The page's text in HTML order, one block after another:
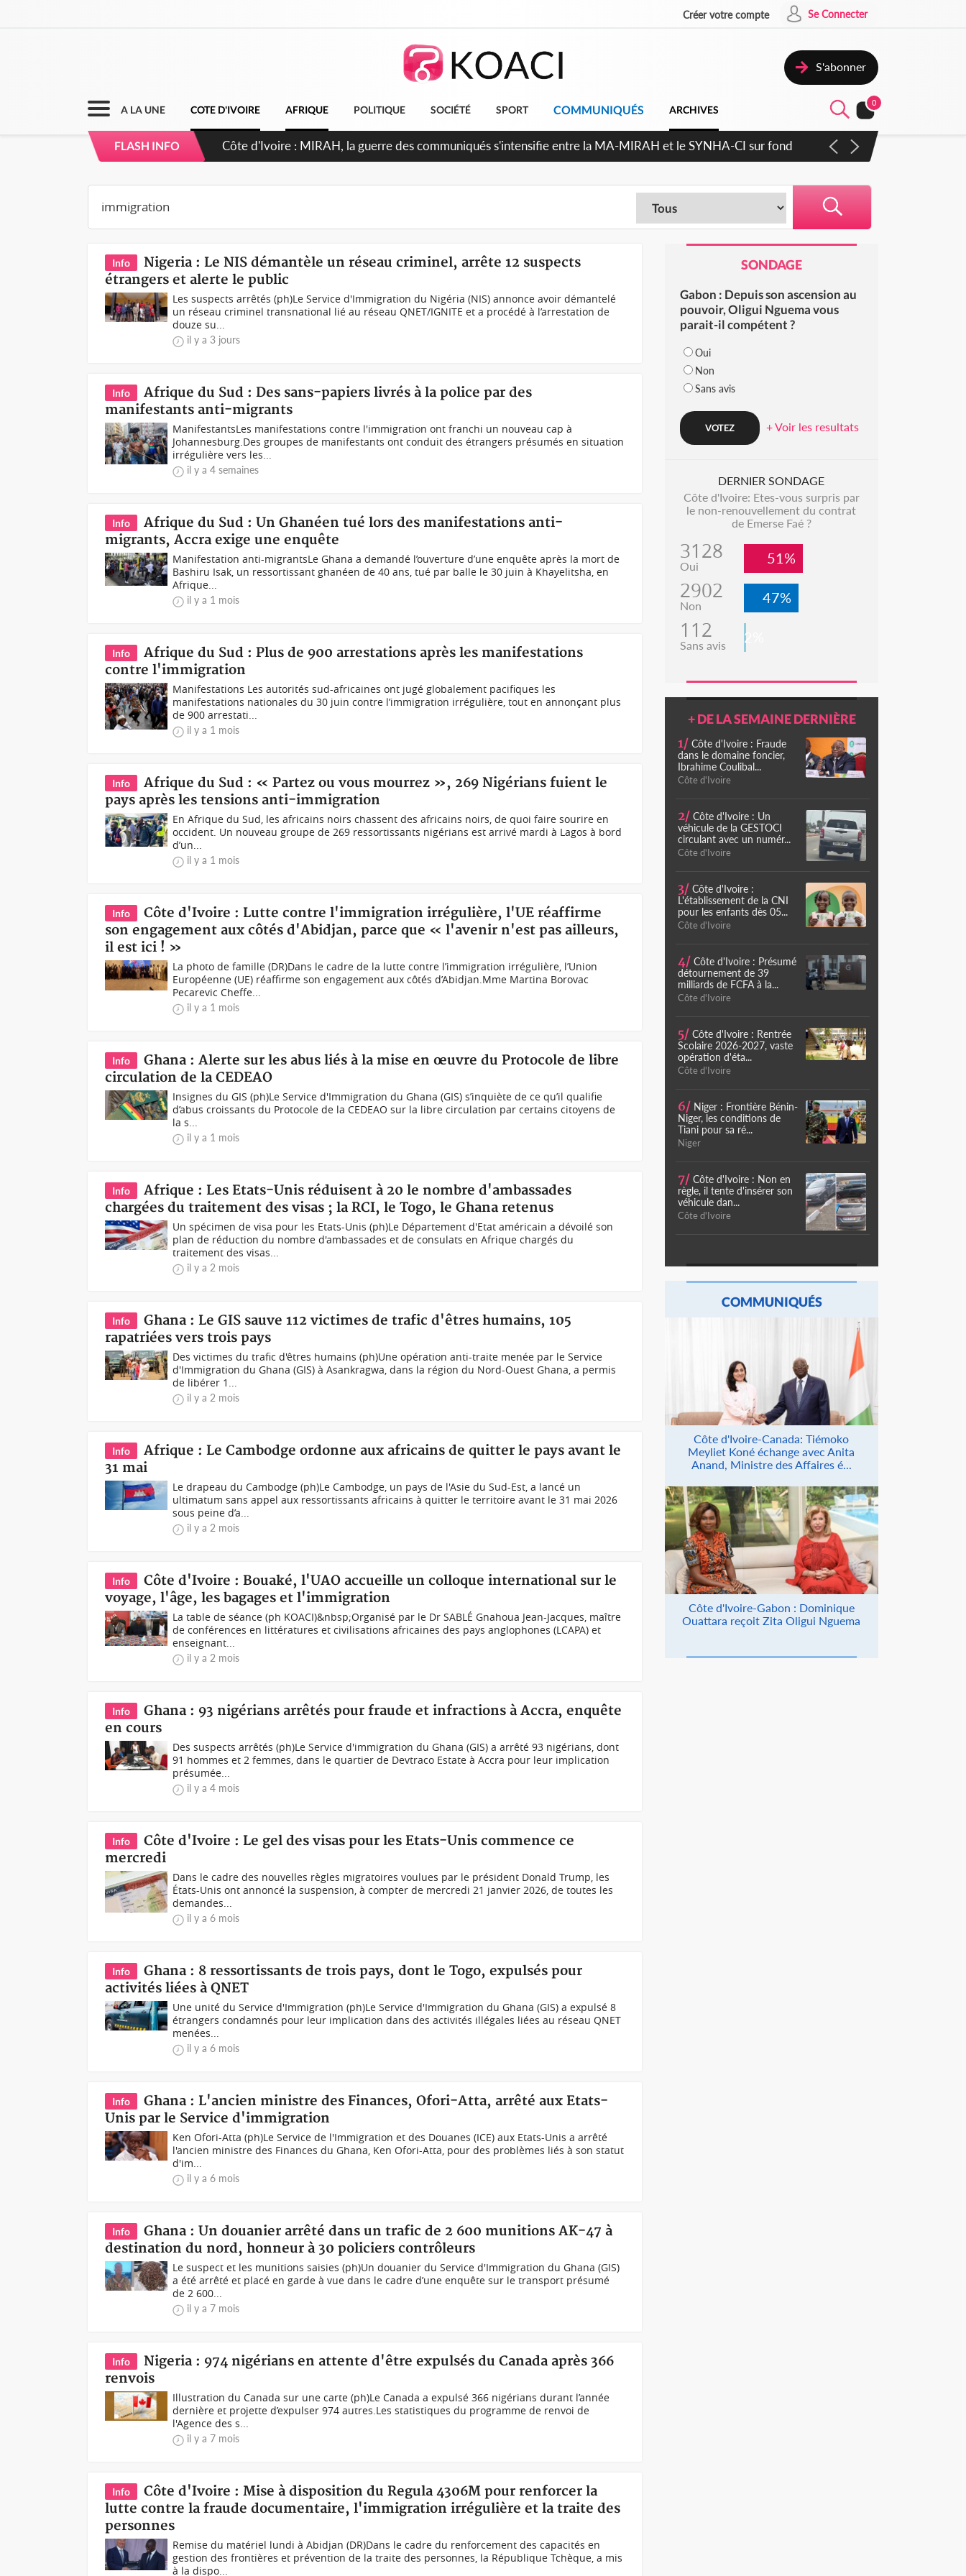
Créer votre compte Se Connecter
S'abonner
A LA UNE COTE D'IVOIRE AFRIQUE POLITIQUE SOCIÉTÉ SPORT COMMUNIQUÉS ARCHIVES
0
FLASH INFO
Côte d'Ivoire : MIRAH, la guerre des communiqués s'intensifie entre la MA-MIRAH et le SYNHA-CI sur fond
Info
Nigeria : Le NIS démantèle un réseau criminel, arrête 12 suspects
étrangers et alerte le public
Les suspects arrêtés (ph)Le Service d'Immigration du Nigéria (NIS) annonce avoir démantelé
un réseau criminel transnational lié au réseau QNET/IGNITE et a procédé à l’arrestation de
douze su...
il y a 3 jours
Info
Afrique du Sud : Des sans-papiers livrés à la police par des
manifestants anti-migrants
ManifestantsLes manifestations contre l'immigration ont franchi un nouveau cap à
Johannesburg.Des groupes de manifestants ont conduit des étrangers présumés en situation
irrégulière vers les...
il y a 4 semaines
Info
Afrique du Sud : Un Ghanéen tué lors des manifestations anti-
migrants, Accra exige une enquête
Manifestation anti-migrantsLe Ghana a demandé l’ouverture d’une enquête après la mort de
Bashiru Isak, un ressortissant ghanéen de 40 ans, tué par balle le 30 juin à Khayelitsha, en
Afrique...
il y a 1 mois
Info
Afrique du Sud : Plus de 900 arrestations après les manifestations
contre l'immigration
Manifestations Les autorités sud-africaines ont jugé globalement pacifiques les
manifestations nationales du 30 juin contre l’immigration irrégulière, tout en annonçant plus
de 900 arrestati...
il y a 1 mois
Info
Afrique du Sud : « Partez ou vous mourrez », 269 Nigérians fuient le
pays après les tensions anti-immigration
En Afrique du Sud, les africains noirs chassent des africains noirs, de quoi faire sourire en
occident. Un nouveau groupe de 269 ressortissants nigérians est arrivé mardi à Lagos à bord
d’un...
il y a 1 mois
Info
Côte d'Ivoire : Lutte contre l'immigration irrégulière, l'UE réaffirme
son engagement aux côtés d'Abidjan, parce que « l'avenir n'est pas ailleurs,
il est ici ! »
La photo de famille (DR)Dans le cadre de la lutte contre l’immigration irrégulière, l’Union
Européenne (UE) réaffirme son engagement aux côtés d’Abidjan.Mme Martina Borovac
Pecarevic Cheffe...
il y a 1 mois
Info
Ghana : Alerte sur les abus liés à la mise en œuvre du Protocole de libre
circulation de la CEDEAO
Insignes du GIS (ph)Le Service d'Immigration du Ghana (GIS) s’inquiète de ce qu’il qualifie
d’abus croissants du Protocole de la CEDEAO sur la libre circulation par certains citoyens de
la s...
il y a 1 mois
Info
Afrique : Les Etats-Unis réduisent à 20 le nombre d'ambassades
chargées du traitement des visas ; la RCI, le Togo, le Ghana retenus
Un spécimen de visa pour les Etats-Unis (ph)Le Département d'Etat américain a dévoilé son
plan de réduction du nombre d'ambassades et de consulats en Afrique chargés du
traitement des visas...
il y a 2 mois
Info
Ghana : Le GIS sauve 112 victimes de trafic d'êtres humains, 105
rapatriées vers trois pays
Des victimes du trafic d'êtres humains (ph)Une opération anti-traite menée par le Service
d'Immigration du Ghana (GIS) à Asankragwa, dans la région du Nord-Ouest Ghana, a permis
de libérer 1...
il y a 2 mois
Info
Afrique : Le Cambodge ordonne aux africains de quitter le pays avant le
31 mai
Le drapeau du Cambodge (ph)Le Cambodge, un pays de l'Asie du Sud-Est, a lancé un
ultimatum sans appel aux ressortissants africains à quitter le territoire avant le 31 mai 2026
sous peine d’a...
il y a 2 mois
Info
Côte d'Ivoire : Bouaké, l'UAO accueille un colloque international sur le
voyage, l'âge, les bagages et l'immigration
La table de séance (ph KOACI)&nbsp;Organisé par le Dr SABLÉ Gnahoua Jean-Jacques, maître
de conférences en littératures et civilisations africaines des pays anglophones (LCAPA) et
enseignant...
il y a 2 mois
Info
Ghana : 93 nigérians arrêtés pour fraude et infractions à Accra, enquête
en cours
Des suspects arrêtés (ph)Le Service d'immigration du Ghana (GIS) a arrêté 93 nigérians, dont
91 hommes et 2 femmes, dans le quartier de Devtraco Estate à Accra pour leur implication
présumée...
il y a 4 mois
Info
Côte d'Ivoire : Le gel des visas pour les Etats-Unis commence ce
mercredi
Dans le cadre des nouvelles règles migratoires voulues par le président Donald Trump, les
États-Unis ont annoncé la suspension, à compter de mercredi 21 janvier 2026, de toutes les
demandes...
il y a 6 mois
Info
Ghana : 8 ressortissants de trois pays, dont le Togo, expulsés pour
activités liées à QNET
Une unité du Service d'Immigration (ph)Le Service d'Immigration du Ghana (GIS) a expulsé 8
étrangers condamnés pour leur implication dans des activités illégales liées au réseau QNET
menées...
il y a 6 mois
Info
Ghana : L'ancien ministre des Finances, Ofori-Atta, arrêté aux Etats-
Unis par le Service d'immigration
Ken Ofori-Atta (ph)Le Service de l'Immigration et des Douanes (ICE) aux Etats-Unis a arrêté
l'ancien ministre des Finances du Ghana, Ken Ofori-Atta, pour des problèmes liés à son statut
d'im...
il y a 6 mois
Info
Ghana : Un douanier arrêté dans un trafic de 2 600 munitions AK-47 à
destination du nord, honneur à 30 policiers contrôleurs
Le suspect et les munitions saisies (ph)Un douanier du Service d'Immigration du Ghana (GIS)
a été arrêté et placé en garde à vue dans le cadre d’une enquête sur le transport présumé
de 2 600...
il y a 7 mois
Info
Nigeria : 974 nigérians en attente d'être expulsés du Canada après 366
renvois
Illustration du Canada sur une carte (ph)Le Canada a expulsé 366 nigérians durant l’année
dernière et projette d’expulser 974 autres.Les statistiques du programme de renvoi de
l'Agence des s...
il y a 7 mois
Info
Côte d'Ivoire : Mise à disposition du Regula 4306M pour renforcer la
lutte contre la fraude documentaire, l'immigration irrégulière et la traite des
personnes
Remise du matériel lundi à Abidjan (DR)Dans le cadre du renforcement des capacités en
gestion des frontières et prévention de la traite des personnes, la République Tchèque, a mis
à la dispo...
SONDAGE
Gabon : Depuis son ascension au
pouvoir, Oligui Nguema vous
parait-il compétent ?
Oui
Non
Sans avis
+ Voir les resultats
DERNIER SONDAGE
Côte d'Ivoire: Etes-vous surpris par
le non-renouvellement du contrat
de Emerse Faé ?
3128
Oui 51%
2902
Non 47%
112
Sans avis 2%
+ DE LA SEMAINE DERNIÈRE
1/ Côte d'Ivoire : Fraude
dans le domaine foncier,
Ibrahime Coulibal...
Côte d'Ivoire
2/ Côte d'Ivoire : Un
véhicule de la GESTOCI
circulant avec un numér...
Côte d'Ivoire
3/ Côte d'Ivoire :
L'établissement de la CNI
pour les enfants dès 05...
Côte d'Ivoire
4/ Côte d'Ivoire : Présumé
détournement de 39
milliards de FCFA à la...
Côte d'Ivoire
5/ Côte d'Ivoire : Rentrée
Scolaire 2026-2027, vaste
opération d'éta...
Côte d'Ivoire
6/ Niger : Frontière Bénin-
Niger, les conditions de
Tiani pour sa ré...
Niger
7/ Côte d'Ivoire : Non en
règle, il tente d'insérer son
véhicule dan...
Côte d'Ivoire
COMMUNIQUÉS
Côte d'Ivoire-Canada: Tiémoko
Meyliet Koné échange avec Anita
Anand, Ministre des Affaires é...
Côte d'Ivoire-Gabon : Dominique
Ouattara reçoit Zita Oligui Nguema